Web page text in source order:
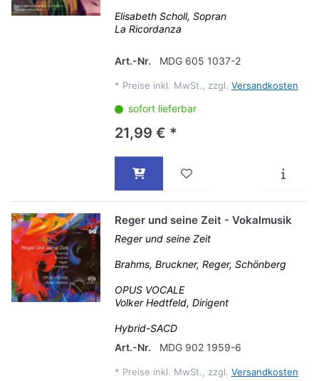
Elisabeth Scholl, Sopran
La Ricordanza
Art.-Nr. MDG 605 1037-2
* Preise inkl. MwSt., zzgl. Versandkosten
sofort lieferbar
21,99 € *
Reger und seine Zeit - Vokalmusik
Reger und seine Zeit
Brahms, Bruckner, Reger, Schönberg
OPUS VOCALE
Volker Hedtfeld, Dirigent
Hybrid-SACD
Art.-Nr.
MDG 902 1959-6
* Preise inkl. MwSt., zzgl. Versandkosten